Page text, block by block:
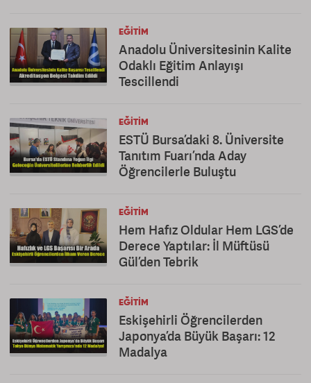
EĞITIM
Anadolu Üniversitesinin Kalite
Odaklı Eğitim Anlayışı
Tescillendi
EĞITIM
ESTÜ Bursa’daki 8. Üniversite
Tanıtım Fuarı’nda Aday
Öğrencilerle Buluştu
EĞITIM
Hem Hafız Oldular Hem LGS’de
Derece Yaptılar: İl Müftüsü
Gül’den Tebrik
EĞITIM
Eskişehirli Öğrencilerden
Japonya’da Büyük Başarı: 12
Madalya